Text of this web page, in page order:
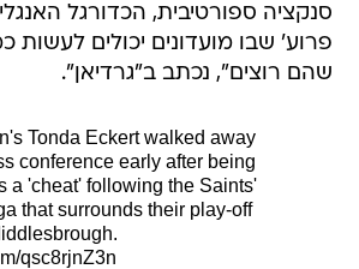
סנקציה ספורטיבית, הכדורגל
פרוע' שבו מועדונים יכולים
שהם רוצים", נכתב ב"גרדיאן".
Tonda Eckert walked away
conference early after being
a 'cheat' following the Saints'
that surrounds their play-off
qsc8rjnZ3n